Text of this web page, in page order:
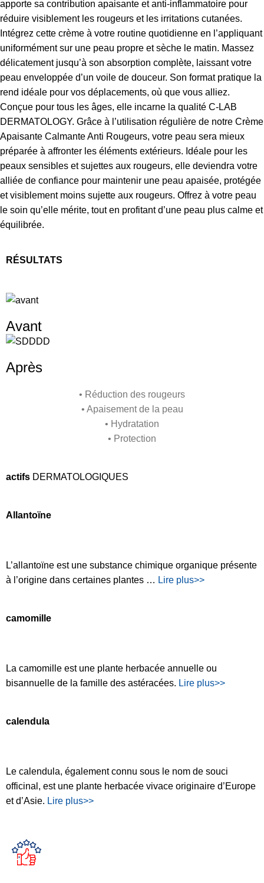
apporte sa contribution apaisante et anti-inflammatoire pour
réduire visiblement les rougeurs et les irritations cutanées.
Intégrez cette crème à votre routine quotidienne en l’appliquant
uniformément sur une peau propre et sèche le matin. Massez
délicatement jusqu’à son absorption complète, laissant votre
peau enveloppée d’un voile de douceur. Son format pratique la
rend idéale pour vos déplacements, où que vous alliez.
Conçue pour tous les âges, elle incarne la qualité C-LAB
DERMATOLOGY. Grâce à l’utilisation régulière de notre Crème
Apaisante Calmante Anti Rougeurs, votre peau sera mieux
préparée à affronter les éléments extérieurs. Idéale pour les
peaux sensibles et sujettes aux rougeurs, elle deviendra votre
alliée de confiance pour maintenir une peau apaisée, protégée
et visiblement moins sujette aux rougeurs. Offrez à votre peau
le soin qu’elle mérite, tout en profitant d’une peau plus calme et
équilibrée.
RÉSULTATS
Avant
Après
• Réduction des rougeurs
• Apaisement de la peau
• Hydratation
• Protection
actifs DERMATOLOGIQUES
Allantoïne
L’allantoïne est une substance chimique organique présente
à l’origine dans certaines plantes … Lire plus>>
camomille
La camomille est une plante herbacée annuelle ou
bisannuelle de la famille des astéracées. Lire plus>>
calendula
Le calendula, également connu sous le nom de souci
officinal, est une plante herbacée vivace originaire d’Europe
et d’Asie. Lire plus>>